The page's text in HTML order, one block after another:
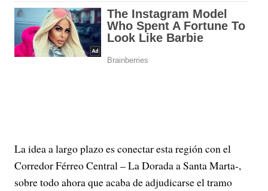
La idea a largo plazo es conectar esta región con el
Corredor Férreo Central – La Dorada a Santa Marta-,
sobre todo ahora que acaba de adjudicarse el tramo